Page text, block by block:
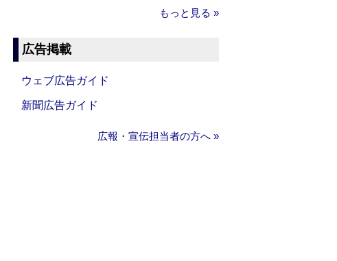
もっと見る »
広告掲載
ウェブ広告ガイド
新聞広告ガイド
広報・宣伝担当者の方へ »